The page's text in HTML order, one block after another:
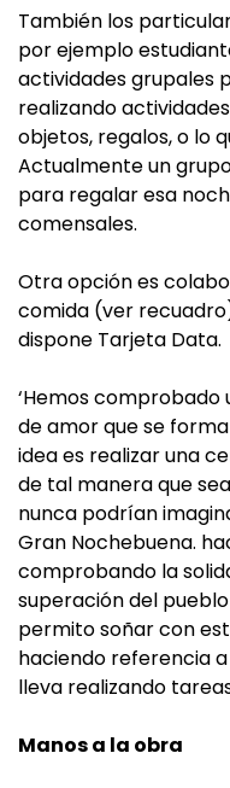
También los
por ejemplo
actividades grupales
realizando
objetos, regalos, o lo
Actualmente un
para regalar esa
comensales.
Otra opción es
comida (ver
dispone Tarjeta Data.
‘Hemos comprobado
de amor que se
idea es realizar una
de tal manera que
nunca podrían
Gran Nochebuena.
comprobando la
superación del
permito soñar con
haciendo referencia
lleva realizando
Manos a la obra